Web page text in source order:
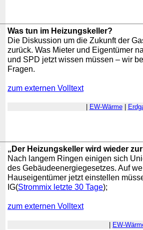
Was tun im Heizungskeller?
Die Diskussion um die Zukunft der
zurück. Was Mieter und Eigentümer
und SPD jetzt wissen müssen – wir
Fragen.
zum externen Volltext
EW-Wärme|
„Der Heizungskeller wird wieder
Nach langem Ringen einigen sich
des Gebäudeenergiegesetzes. Auf
Hauseigentümer jetzt einstellen
IG(Strommix letzte 30 Tage);
zum externen Volltext
EW-